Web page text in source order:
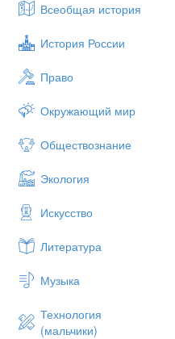
Всеобщая история
История России
Право
Окружающий мир
Обществознание
Экология
Искусство
Литература
Музыка
Технология
(мальчики)